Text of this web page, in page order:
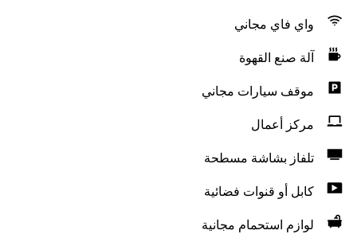
واي فاي مجاني
آلة صنع القهوة
موقف سيارات مجاني
مركز أعمال
تلفاز بشاشة مسطحة
كابل أو قنوات فضائية
لوازم استحمام مجانية